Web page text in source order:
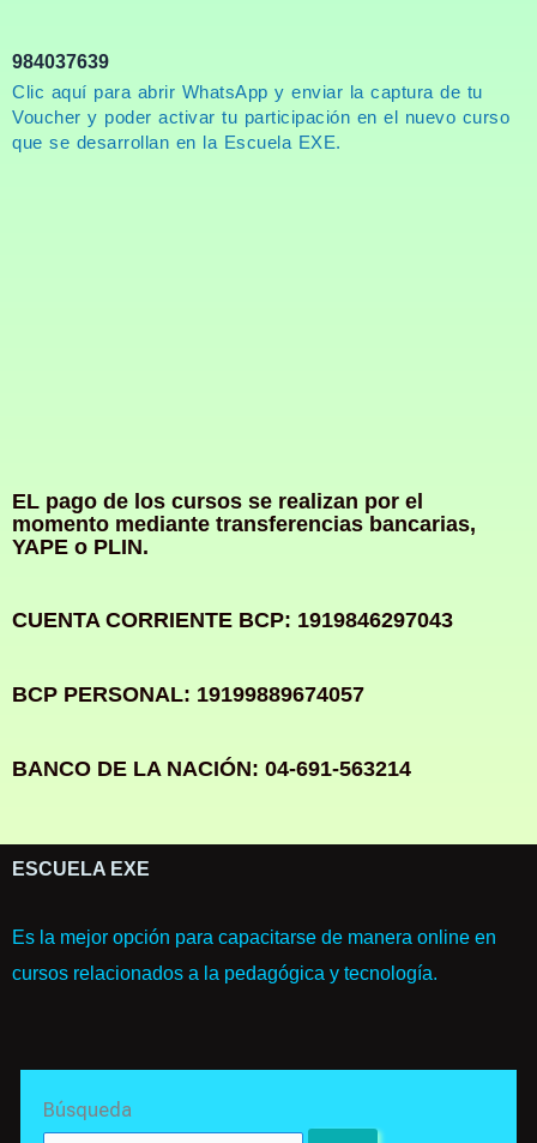
984037639
Clic aquí para abrir WhatsApp y enviar la captura de tu
Voucher y poder activar tu participación en el nuevo curso
que se desarrollan en la Escuela EXE.
EL pago de los cursos se realizan por el
momento mediante transferencias bancarias,
YAPE o PLIN.
CUENTA CORRIENTE BCP: 1919846297043
BCP PERSONAL: 19199889674057
BANCO DE LA NACIÓN: 04-691-563214
ESCUELA EXE
Es la mejor opción para capacitarse de manera online en
cursos relacionados a la pedagógica y tecnología.
Búsqueda
for: